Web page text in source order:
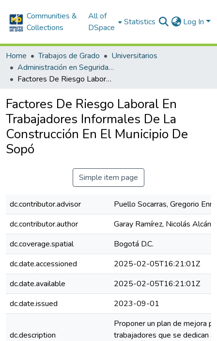
Communities &
Collections
All of
DSpace
Statistics Log In
Home Trabajos de Grado
Universitarios
Administración en Seguridad y Salud en el Trabajo
Factores De Riesgo Laboral En Trabajadores Informales De La Construcción En El Municipio De Sopó
Factores De Riesgo Laboral En
Trabajadores Informales De La
Construcción En El Municipio De
Sopó
Simple item page
dc.contributor.advisor
Puello Socarras, Gregorio
dc.contributor.author
Garay Ramírez, Nicolás
dc.coverage.spatial
Bogotá D.C.
dc.date.accessioned
2025-02-05T16:21:01Z
dc.date.available
2025-02-05T16:21:01Z
dc.date.issued
2023-09-01
dc.description
Proponer un plan de mejora
trabajadores que se dedican